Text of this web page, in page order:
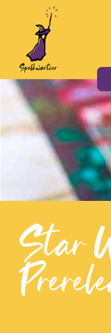
Star